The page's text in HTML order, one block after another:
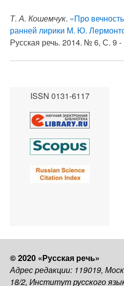
Т. А. Кошемчук. «Про
ранней лирики М. Ю.
Русская речь. 2014. № 6, С. 9 -
ISSN 0131-6117
© 2020 «Русская речь»
Адрес редакции: 119019,
18/2, Институт русского